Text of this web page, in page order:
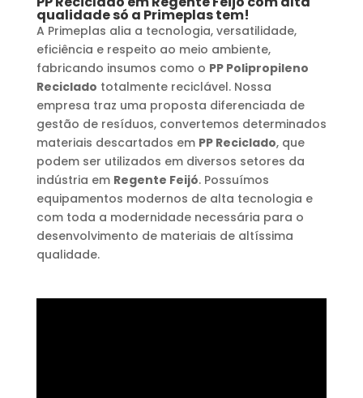
qualidade só a Primeplas tem!
A Primeplas alia a tecnologia, versatilidade,
eficiência e respeito ao meio ambiente,
fabricando insumos como o PP Polipropileno
Reciclado totalmente reciclável. Nossa
empresa traz uma proposta diferenciada de
gestão de resíduos, convertemos determinados
materiais descartados em PP Reciclado, que
podem ser utilizados em diversos setores da
indústria em Regente Feijó. Possuímos
equipamentos modernos de alta tecnologia e
com toda a modernidade necessária para o
desenvolvimento de materiais de altíssima
qualidade.